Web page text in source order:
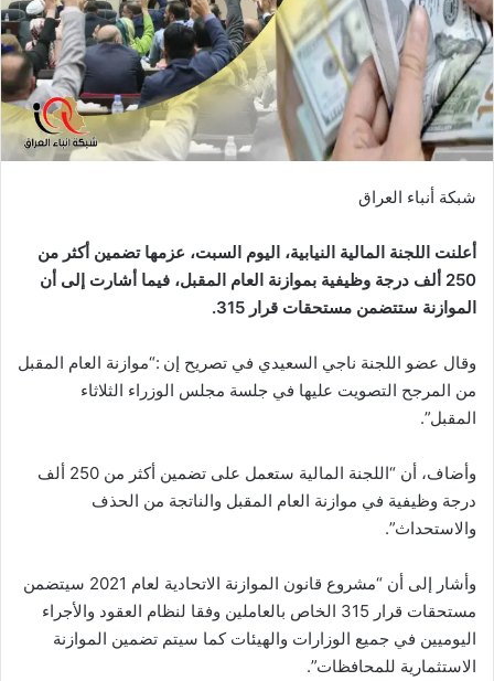
شبكة أنباء العراق
أعلنت اللجنة المالية النيابية، اليوم السبت، عزمها تضمين أكثر من
250 ألف درجة وظيفية بموازنة العام المقبل، فيما أشارت إلى أن
الموازنة ستتضمن مستحقات قرار 315.
وقال عضو اللجنة ناجي السعيدي في تصريح إن :“موازنة العام المقبل
من المرجح التصويت عليها في جلسة مجلس الوزراء الثلاثاء
المقبل”.
وأضاف، أن “اللجنة المالية ستعمل على تضمين أكثر من 250 ألف
درجة وظيفية في موازنة العام المقبل والناتجة من الحذف
والاستحداث”.
وأشار إلى أن “مشروع قانون الموازنة الاتحادية لعام 2021 سيتضمن
مستحقات قرار 315 الخاص بالعاملين وفقا لنظام العقود والأجراء
اليوميين في جميع الوزارات والهيئات كما سيتم تضمين الموازنة
الاستثمارية للمحافظات”.